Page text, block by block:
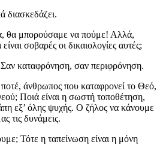
διασκεδάζει.
θα μπορούσαμε να πούμε! Αλλά,
σοβαρές οι δικαιολογίες αυτές;
καταφρόνηση, σαν περιφρόνηση.
άνθρωπος που καταφρονεί το Θεό,
Ποιά είναι η σωστή τοποθέτηση,
εξ’ όλης ψυχής. Ο ζήλος να κάνουμε
τις δυνάμεις.
Τότε η ταπείνωση είναι η μόνη